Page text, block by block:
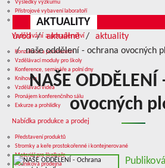
Výsledky výzkumu
Přístrojové vybavení laboratoří
Služby v oblasti výzkumu
Vzdělávání a poradenství
Konzultace a poradenství
Vzdělávací moduly pro školy
Konference, semináře a polní dny
Knihovna
Vzdělávací videa
Pronájem konferenčního sálu
Exkurze a prohlídky
Nabídka produkce a prodej
Představení produktů
Stromky a keře prostokořenné i kontejnerované
Materiál pro školkaře
Podniková prodejna
AKTUALITY
úvod aktuálně
aktuality
naše oddělení - ochrana ovocných
NAŠE
ovocných